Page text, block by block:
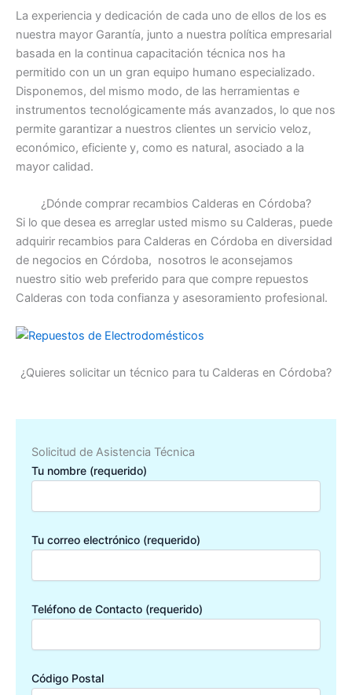
La experiencia y dedicación de cada uno de ellos de los es
nuestra mayor Garantía, junto a nuestra política empresarial
basada en la continua capacitación técnica nos ha
permitido con un un gran equipo humano especializado.
Disponemos, del mismo modo, de las herramientas e
instrumentos tecnológicamente más avanzados, lo que nos
permite garantizar a nuestros clientes un servicio veloz,
económico, eficiente y, como es natural, asociado a la
mayor calidad.
¿Dónde comprar recambios Calderas en Córdoba?
Si lo que desea es arreglar usted mismo su Calderas, puede
adquirir recambios para Calderas en Córdoba en diversidad
de negocios en Córdoba, nosotros le aconsejamos
nuestro sitio web preferido para que compre repuestos
Calderas con toda confianza y asesoramiento profesional.
¿Quieres solicitar un técnico para tu Calderas en Córdoba?
Solicitud de Asistencia Técnica
Tu nombre (requerido)
Tu correo electrónico (requerido)
Teléfono de Contacto (requerido)
Código Postal